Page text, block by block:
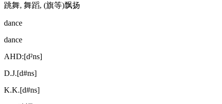
跳舞, 舞蹈, (旗等)飘扬
dance
dance
AHD:[d²ns]
D.J.[d#ns]
K.K.[d#ns]